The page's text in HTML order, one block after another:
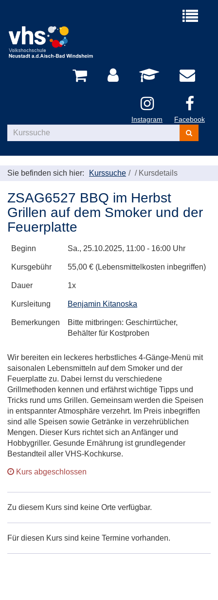
Menü
Instagram Facebook
Kurse
suchen
Sie befinden sich hier: Kurssuche / Kursdetails
ZSAG6527 BBQ im Herbst
Grillen auf dem Smoker und der
Feuerplatte
Beginn Sa., 25.10.2025, 11:00 - 16:00 Uhr
Kursgebühr 55,00 € (Lebensmittelkosten inbegriffen)
Dauer 1x
Kursleitung Benjamin Kitanoska
Bemerkungen
Bitte mitbringen: Geschirrtücher,
Behälter für Kostproben
Wir bereiten ein leckeres herbstliches 4-Gänge-Menü mit
saisonalen Lebensmitteln auf dem Smoker und der
Feuerplatte zu. Dabei lernst du verschiedene
Grillmethoden kennen und erfährst wichtige Tipps und
Tricks rund ums Grillen. Gemeinsam werden die Speisen
in entspannter Atmosphäre verzehrt. Im Preis inbegriffen
sind alle Speisen sowie Getränke in verzehrüblichen
Mengen. Dieser Kurs richtet sich an Anfänger und
Hobbygriller. Gesunde Ernährung ist grundlegender
Bestandteil aller VHS-Kochkurse.
Kurs abgeschlossen
Zu diesem Kurs sind keine Orte verfügbar.
Für diesen Kurs sind keine Termine vorhanden.